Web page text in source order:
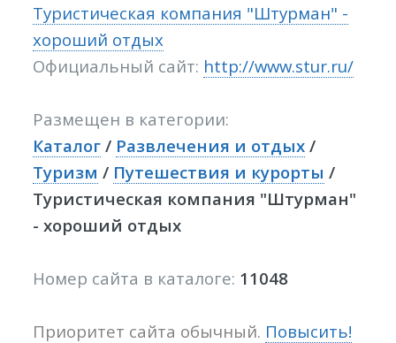
Туристическая компания "Штурман" -
хороший отдых
Официальный сайт: http://www.stur.ru/
Размещен в категории:
Каталог / Развлечения и отдых /
Туризм / Путешествия и курорты /
Туристическая компания "Штурман"
- хороший отдых
Номер сайта в каталоге: 11048
Приоритет сайта обычный. Повысить!